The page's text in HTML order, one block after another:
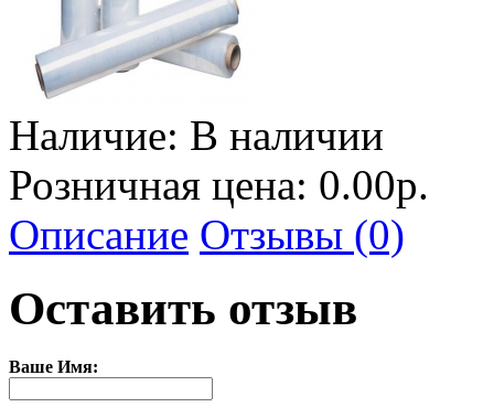
Наличие: В наличии
Розничная цена: 0.00р.
Описание Отзывы (0)
Оставить отзыв
Ваше Имя: